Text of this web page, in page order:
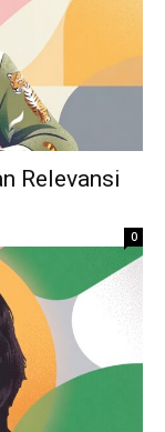
Relevansi
0